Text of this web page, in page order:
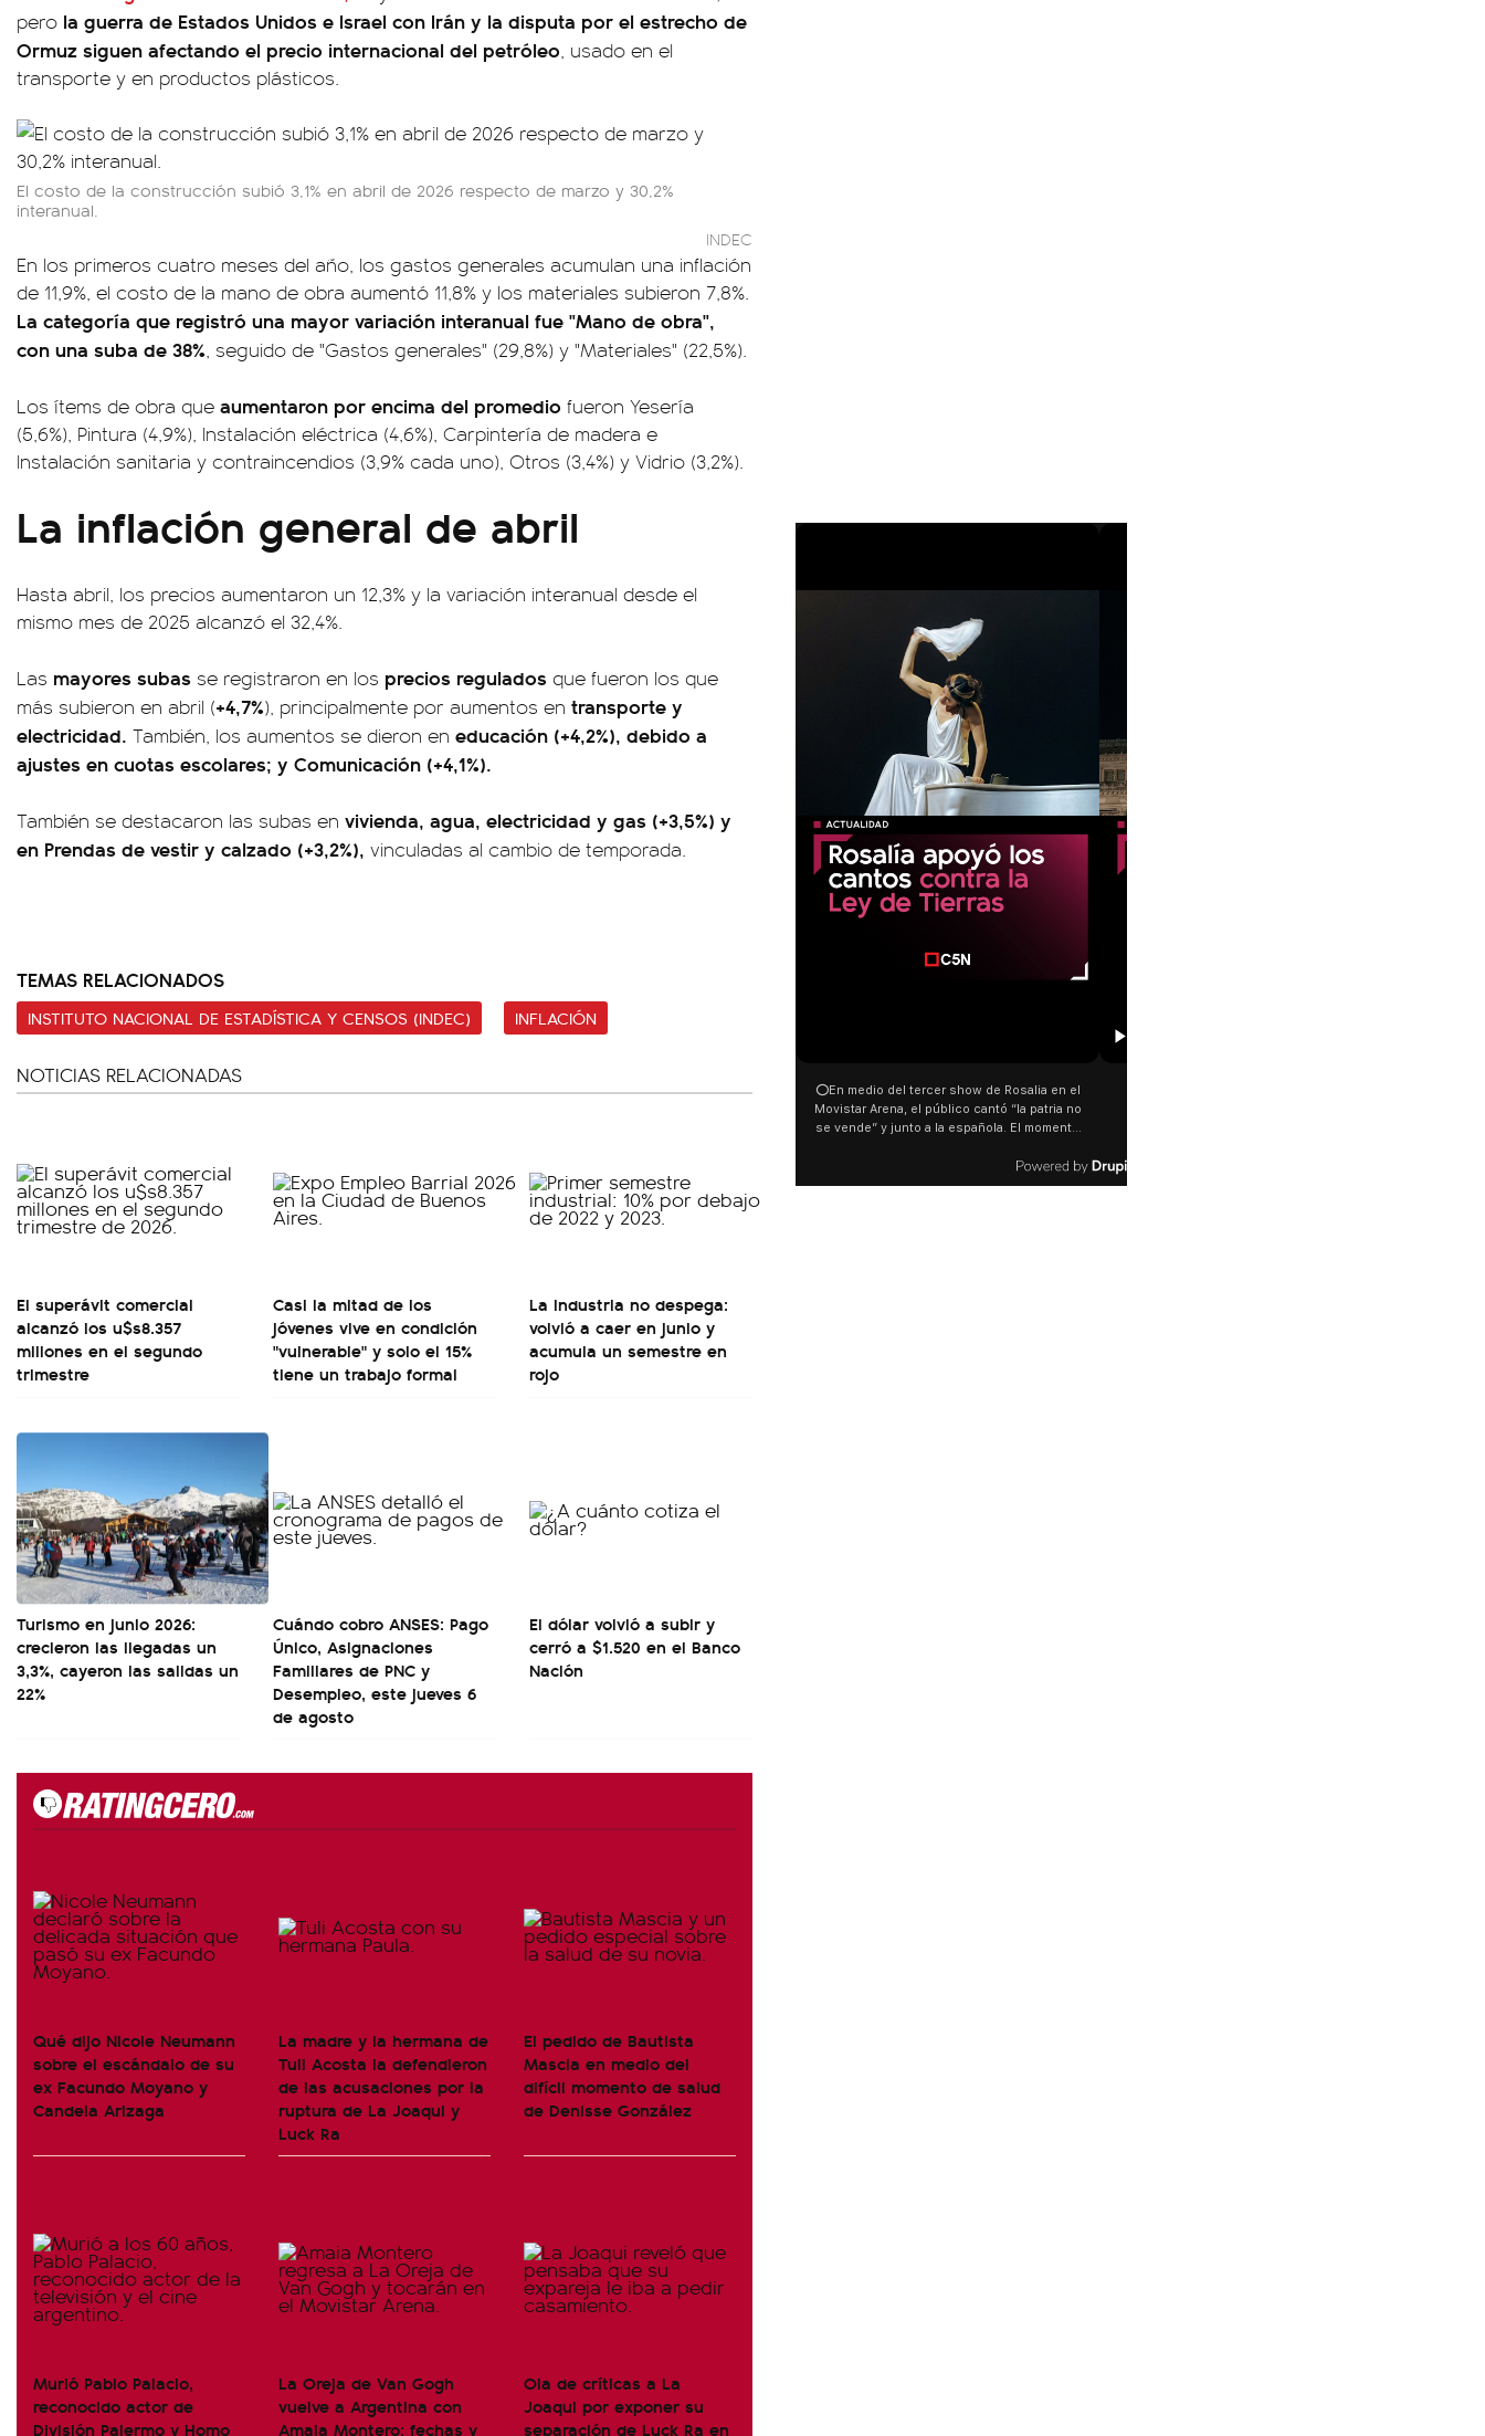
pero la guerra de Estados Unidos e Israel con Irán y la disputa por el estrecho de
Ormuz siguen afectando el precio internacional del petróleo, usado en el
transporte y en productos plásticos.
El costo de la construcción subió 3,1% en abril de 2026 respecto de marzo y 30,2%
interanual.
INDEC
En los primeros cuatro meses del año, los gastos generales acumulan una inflación
de 11,9%, el costo de la mano de obra aumentó 11,8% y los materiales subieron 7,8%.
La categoría que registró una mayor variación interanual fue "Mano de obra",
con una suba de 38%, seguido de "Gastos generales" (29,8%) y "Materiales" (22,5%).
Los ítems de obra que aumentaron por encima del promedio fueron Yesería
(5,6%), Pintura (4,9%), Instalación eléctrica (4,6%), Carpintería de madera e
Instalación sanitaria y contraincendios (3,9% cada uno), Otros (3,4%) y Vidrio (3,2%).
La inflación general de abril
Hasta abril, los precios aumentaron un 12,3% y la variación interanual desde el
mismo mes de 2025 alcanzó el 32,4%.
Las mayores subas se registraron en los precios regulados que fueron los que
más subieron en abril (+4,7%), principalmente por aumentos en transporte y
electricidad. También, los aumentos se dieron en educación (+4,2%), debido a
ajustes en cuotas escolares; y Comunicación (+4,1%).
También se destacaron las subas en vivienda, agua, electricidad y gas (+3,5%) y
en Prendas de vestir y calzado (+3,2%), vinculadas al cambio de temporada.
TEMAS RELACIONADOS
INSTITUTO NACIONAL DE ESTADÍSTICA Y CENSOS (INDEC) INFLACIÓN
NOTICIAS RELACIONADAS
El superávit comercial
alcanzó los u$s8.357
millones en el segundo
trimestre
Casi la mitad de los
jóvenes vive en condición
"vulnerable" y solo el 15%
tiene un trabajo formal
La industria no despega:
volvió a caer en junio y
acumula un semestre en
rojo
Turismo en junio 2026:
crecieron las llegadas un
3,3%, cayeron las salidas un
22%
Cuándo cobro ANSES: Pago
Único, Asignaciones
Familiares de PNC y
Desempleo, este jueves 6
de agosto
El dólar volvió a subir y
cerró a $1.520 en el Banco
Nación
Qué dijo Nicole Neumann
sobre el escándalo de su
ex Facundo Moyano y
Candela Arizaga
La madre y la hermana de
Tuli Acosta la defendieron
de las acusaciones por la
ruptura de La Joaqui y
Luck Ra
El pedido de Bautista
Mascia en medio del
difícil momento de salud
de Denisse González
Murió Pablo Palacio,
reconocido actor de
División Palermo y Homo
La Oreja de Van Gogh
vuelve a Argentina con
Amaia Montero: fechas y
Ola de críticas a La
Joaqui por exponer su
separación de Luck Ra en
⭕En medio del tercer show de Rosalia en el
Movistar Arena, el público cantó “la patria no
se vende” y junto a la española. El momento
Con una proyección frente al Congreso,
distintas organizaciones y artivistas
manifestaron su rechazo al proyecto que
pudo ver cómo convocaron a movilizarse
este 6 de agosto con una proyección de